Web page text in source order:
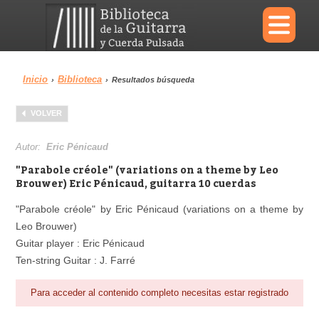
×
Menu
Biblioteca
Área personal
Inicio › Biblioteca › Resultados búsqueda
VOLVER
Autor:Eric Pénicaud
"Parabole créole" (variations on a theme by Leo
Brouwer) Eric Pénicaud, guitarra 10 cuerdas
"Parabole créole" by Eric Pénicaud (variations on a theme by
Leo Brouwer)
Guitar player : Eric Pénicaud
Ten-string Guitar : J. Farré
Para acceder al contenido completo necesitas estar registrado